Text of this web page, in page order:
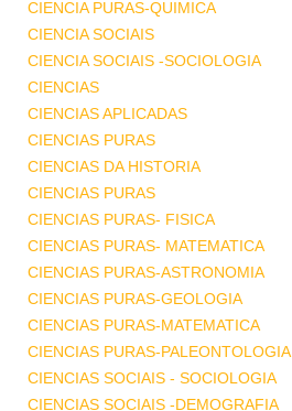
CIENCIA PURAS-QUIMICA
CIENCIA SOCIAIS
CIENCIA SOCIAIS -SOCIOLOGIA
CIENCIAS
CIENCIAS APLICADAS
CIENCIAS PURAS
CIENCIAS DA HISTORIA
CIENCIAS PURAS
CIENCIAS PURAS- FISICA
CIENCIAS PURAS- MATEMATICA
CIENCIAS PURAS-ASTRONOMIA
CIENCIAS PURAS-GEOLOGIA
CIENCIAS PURAS-MATEMATICA
CIENCIAS PURAS-PALEONTOLOGIA
CIENCIAS SOCIAIS - SOCIOLOGIA
CIENCIAS SOCIAIS -DEMOGRAFIA